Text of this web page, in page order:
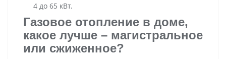
4 до 65 кВт.
Газовое отопление в доме,
какое лучше – магистральное
или сжиженное?